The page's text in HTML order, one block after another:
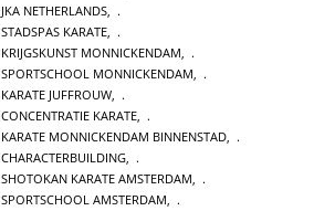
JKA NETHERLANDS
STADSPAS KARATE
KRIJGSKUNST MONNICKENDAM
SPORTSCHOOL MONNICKENDAM
KARATE JUFFROUW,
CONCENTRATIE KARATE,
KARATE MONNICKENDAM BINNENSTAD,
CHARACTERBUILDING,
SHOTOKAN KARATE AMSTERDAM,
SPORTSCHOOL AMSTERDAM,